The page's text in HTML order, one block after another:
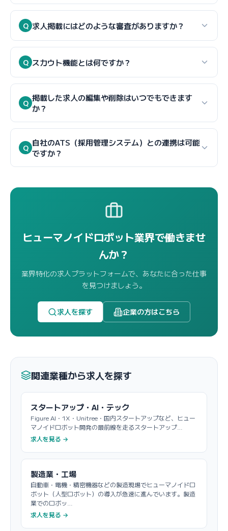
はい、完全無料です。フリープランでは求人1件を30日
間掲載でき、応募者の管理も無料で利用できます。掲
載期間終了後に再掲載することも可能です。クレジッ
果を確認してから、必要に応じて有料プランへのアッ
プグレードをご検討ください。
Q 求人掲載にはどのような審査がありますか？
企業アカウント登録時に、実在する企業であること、
連絡先が有効であること、ヒューマノイドロボット関
連の事業内容であることを確認する審査を実施してい
なかった場合は、理由とともにご連絡いたします。人
旨を明示していただく必要があります。
Q スカウト機能とは何ですか？
スカウト機能は、企業側から求職者に直接アプローチ
できる機能です。求職者のプロフィール（スキル・経
験・希望条件）を閲覧し、マッチする人材にメッセー
ジを送ることができます。スタンダードプランで月30
通、プレミアムプランで月100通、エンタープライズ
プランで無制限のスカウトメッセージを送信できま
す。スカウト経由の応募は通常応募と比べて面接設定
Q 掲載した求人の編集や削除はいつでもできます
か？
はい、管理画面からいつでも求人の編集・一時停止・
削除が可能です。採用が決まった場合は「採用完了」
ステータスに変更してください。一時停止した求人
は、再開ボタンをクリックするだけで即座に再公開さ
Q 自社のATS（採用管理システム）との連携は可能
ですか？
ATS（Applicant Tracking System）との統合が可能で
す。対応済みのATSには、HERP、SmartHR、
Workday、Greenhouse、Leverなどがあります。API
自動的にATSに取り込まれ、応募者管理の二重入力が不
要になります。連携設定は担当のカスタマーサクセス
がサポートいたします。
ヒューマノイドロボット業界で働きませ
んか？
業界特化の求人プラットフォームで、あなたに合った仕事
を見つけましょう。
求人を探す 企業の方はこちら
関連業種から求人を探す
スタートアップ・AI・テック
Figure AI・1X・Unitree・国内スタートアップなど、ヒュー
マノイドロボット開発の最前線を走るスタートアップ…
求人を見る →
製造業・工場
自動車・電機・精密機器などの製造現場でヒューマノイドロ
ボット（人型ロボット）の導入が急速に進んでいます。製造
業でのロボッ…
求人を見る →